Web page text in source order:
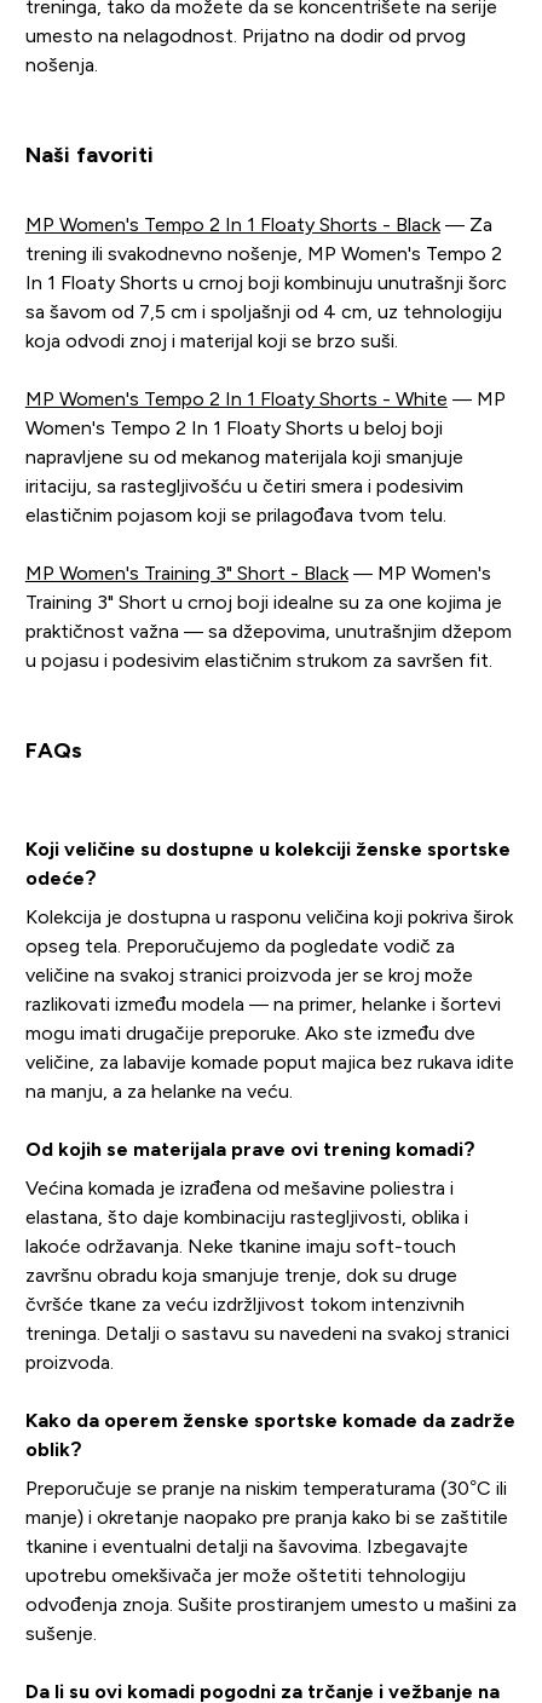
treninga, tako da možete da se koncentrišete na serije
umesto na nelagodnost. Prijatno na dodir od prvog
nošenja.
Naši favoriti
MP Women's Tempo 2 In 1 Floaty Shorts - Black— Za
trening ili svakodnevno nošenje, MP Women's Tempo 2
In 1 Floaty Shorts u crnoj boji kombinuju unutrašnji šorc
sa šavom od 7,5 cm i spoljašnji od 4 cm, uz tehnologiju
koja odvodi znoj i materijal koji se brzo suši.
MP Women's Tempo 2 In 1 Floaty Shorts - White — MP
Women's Tempo 2 In 1 Floaty Shorts u beloj boji
napravljene su od mekanog materijala koji smanjuje
iritaciju, sa rastegljivošću u četiri smera i podesivim
elastičnim pojasom koji se prilagođava tvom telu.
MP Women's Training 3" Short - Black— MP Women's
Training 3" Short u crnoj boji idealne su za one kojima je
praktičnost važna — sa džepovima, unutrašnjim džepom
u pojasu i podesivim elastičnim strukom za savršen fit.
FAQs
Koji veličine su dostupne u kolekciji ženske sportske
odeće?
Kolekcija je dostupna u rasponu veličina koji pokriva širok
opseg tela. Preporučujemo da pogledate vodič za
veličine na svakoj stranici proizvoda jer se kroj može
razlikovati između modela — na primer, helanke i šortevi
mogu imati drugačije preporuke. Ako ste između dve
veličine, za labavije komade poput majica bez rukava idite
na manju, a za helanke na veću.
Od kojih se materijala prave ovi trening komadi?
Većina komada je izrađena od mešavine poliestra i
elastana, što daje kombinaciju rastegljivosti, oblika i
lakoće održavanja. Neke tkanine imaju soft-touch
završnu obradu koja smanjuje trenje, dok su druge
čvršće tkane za veću izdržljivost tokom intenzivnih
treninga. Detalji o sastavu su navedeni na svakoj stranici
proizvoda.
Kako da operem ženske sportske komade da zadrže
oblik?
Preporučuje se pranje na niskim temperaturama (30°C ili
manje) i okretanje naopako pre pranja kako bi se zaštitile
tkanine i eventualni detalji na šavovima. Izbegavajte
upotrebu omekšivača jer može oštetiti tehnologiju
odvođenja znoja. Sušite prostiranjem umesto u mašini za
sušenje.
Da li su ovi komadi pogodni za trčanje i vežbanje na